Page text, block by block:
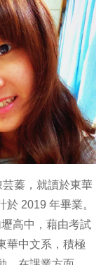
蓁，就讀於東華
於 2019 年畢業。
高中，藉由考試
華中文系，積極